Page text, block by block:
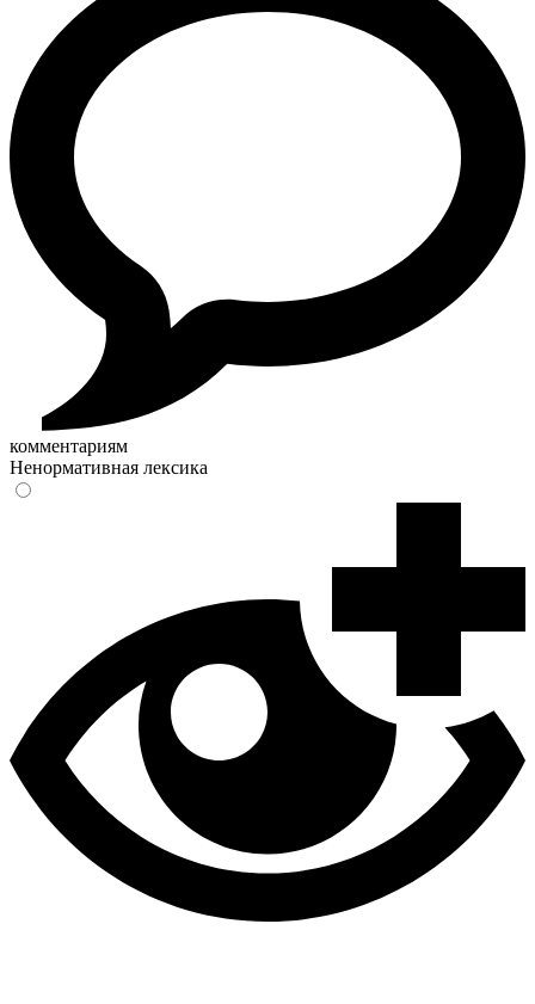
комментариям
Ненормативная лексика